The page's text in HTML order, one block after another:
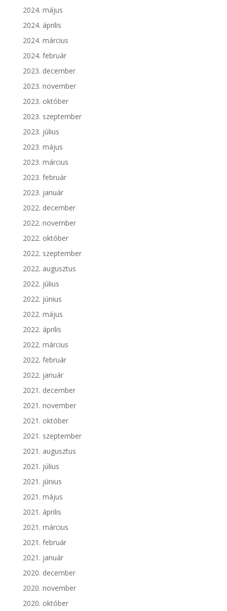
2024. május
2024. április
2024. március
2024. február
2023. december
2023. november
2023. október
2023. szeptember
2023. július
2023. május
2023. március
2023. február
2023. január
2022. december
2022. november
2022. október
2022. szeptember
2022. augusztus
2022. július
2022. június
2022. május
2022. április
2022. március
2022. február
2022. január
2021. december
2021. november
2021. október
2021. szeptember
2021. augusztus
2021. július
2021. június
2021. május
2021. április
2021. március
2021. február
2021. január
2020. december
2020. november
2020. október